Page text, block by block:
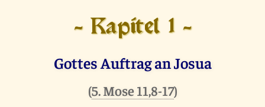
- Kapitel 1 -
Gottes Auftrag an Josua
(5. Mose 11,8-17)